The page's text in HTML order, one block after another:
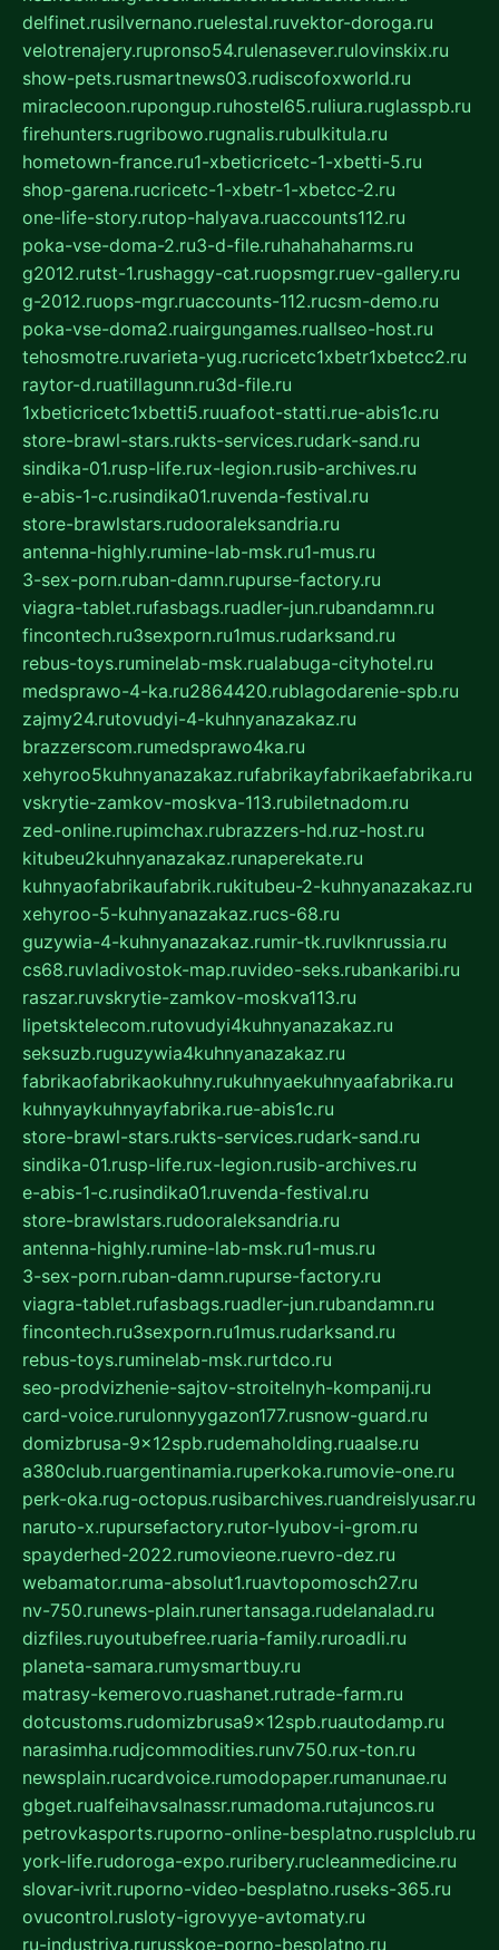
delfinet.rusilvernano.ruelestal.ruvektor-doroga.ru
velotrenajery.rupronso54.rulenasever.rulovinskix.ru
show-pets.rusmartnews03.rudiscofoxworld.ru
miraclecoon.rupongup.ruhostel65.ruliura.ruglasspb.ru
firehunters.rugribowo.rugnalis.rubulkitula.ru
hometown-france.ru1-xbeticricetc-1-xbetti-5.ru
shop-garena.rucricetc-1-xbetr-1-xbetcc-2.ru
one-life-story.rutop-halyava.ruaccounts112.ru
poka-vse-doma-2.ru3-d-file.ruhahahaharms.ru
g2012.rutst-1.rushaggy-cat.ruopsmgr.ruev-gallery.ru
g-2012.ruops-mgr.ruaccounts-112.rucsm-demo.ru
poka-vse-doma2.ruairgungames.ruallseo-host.ru
tehosmotre.ruvarieta-yug.rucricetc1xbetr1xbetcc2.ru
raytor-d.ruatillagunn.ru3d-file.ru
1xbeticricetc1xbetti5.ruuafoot-statti.rue-abis1c.ru
store-brawl-stars.rukts-services.rudark-sand.ru
sindika-01.rusp-life.rux-legion.rusib-archives.ru
e-abis-1-c.rusindika01.ruvenda-festival.ru
store-brawlstars.rudooraleksandria.ru
antenna-highly.rumine-lab-msk.ru1-mus.ru
3-sex-porn.ruban-damn.rupurse-factory.ru
viagra-tablet.rufasbags.ruadler-jun.rubandamn.ru
fincontech.ru3sexporn.ru1mus.rudarksand.ru
rebus-toys.ruminelab-msk.rualabuga-cityhotel.ru
medsprawo-4-ka.ru2864420.rublagodarenie-spb.ru
zajmy24.rutovudyi-4-kuhnyanazakaz.ru
brazzerscom.rumedsprawo4ka.ru
xehyroo5kuhnyanazakaz.rufabrikayfabrikaefabrika.ru
vskrytie-zamkov-moskva-113.rubiletnadom.ru
zed-online.rupimchax.rubrazzers-hd.ruz-host.ru
kitubeu2kuhnyanazakaz.runaperekate.ru
kuhnyaofabrikaufabrik.rukitubeu-2-kuhnyanazakaz.ru
xehyroo-5-kuhnyanazakaz.rucs-68.ru
guzywia-4-kuhnyanazakaz.rumir-tk.ruvlknrussia.ru
cs68.ruvladivostok-map.ruvideo-seks.rubankaribi.ru
raszar.ruvskrytie-zamkov-moskva113.ru
lipetsktelecom.rutovudyi4kuhnyanazakaz.ru
seksuzb.ruguzywia4kuhnyanazakaz.ru
fabrikaofabrikaokuhny.rukuhnyaekuhnyaafabrika.ru
kuhnyaykuhnyayfabrika.rue-abis1c.ru
store-brawl-stars.rukts-services.rudark-sand.ru
sindika-01.rusp-life.rux-legion.rusib-archives.ru
e-abis-1-c.rusindika01.ruvenda-festival.ru
store-brawlstars.rudooraleksandria.ru
antenna-highly.rumine-lab-msk.ru1-mus.ru
3-sex-porn.ruban-damn.rupurse-factory.ru
viagra-tablet.rufasbags.ruadler-jun.rubandamn.ru
fincontech.ru3sexporn.ru1mus.rudarksand.ru
rebus-toys.ruminelab-msk.rurtdco.ru
seo-prodvizhenie-sajtov-stroitelnyh-kompanij.ru
card-voice.rurulonnyygazon177.rusnow-guard.ru
domizbrusa-9x12spb.rudemaholding.ruaalse.ru
a380club.ruargentinamia.ruperkoka.rumovie-one.ru
perk-oka.rug-octopus.rusibarchives.ruandreislyusar.ru
naruto-x.rupursefactory.rutor-lyubov-i-grom.ru
spayderhed-2022.rumovieone.ruevro-dez.ru
webamator.ruma-absolut1.ruavtopomosch27.ru
nv-750.runews-plain.runertansaga.rudelanalad.ru
dizfiles.ruyoutubefree.ruaria-family.ruroadli.ru
planeta-samara.rumysmartbuy.ru
matrasy-kemerovo.ruashanet.rutrade-farm.ru
dotcustoms.rudomizbrusa9x12spb.ruautodamp.ru
narasimha.rudjcommodities.runv750.rux-ton.ru
newsplain.rucardvoice.rumodopaper.rumanunae.ru
gbget.rualfeihavsalnassr.rumadoma.rutajuncos.ru
petrovkasports.ruporno-online-besplatno.rusplclub.ru
york-life.rudoroga-expo.ruribery.rucleanmedicine.ru
slovar-ivrit.ruporno-video-besplatno.ruseks-365.ru
ovucontrol.rusloty-igrovyye-avtomaty.ru
ru-industriya.rurusskoe-porno-besplatno.ru